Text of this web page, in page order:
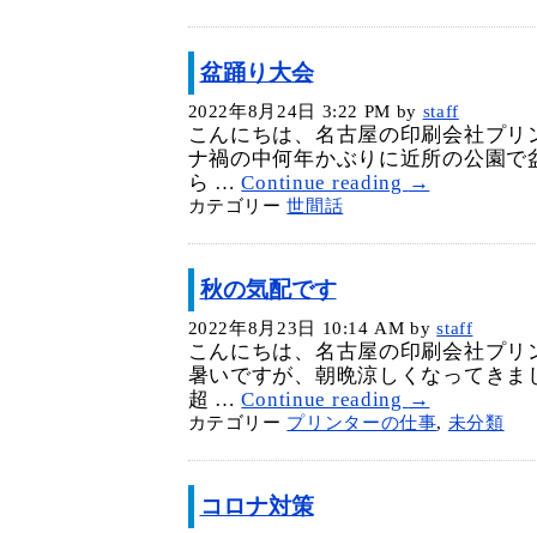
盆踊り大会
2022年8月24日 3:22 PM by staff
こんにちは、名古屋の印刷会社プ
ナ禍の中何年かぶりに近所の公園で
ら …Continue reading →
カテゴリー世間話
秋の気配です
2022年8月23日 10:14 AM by staff
こんにちは、名古屋の印刷会社プ
暑いですが、朝晩涼しくなってきま
超 …Continue reading →
カテゴリー プリンターの仕事, 未分類
コロナ対策